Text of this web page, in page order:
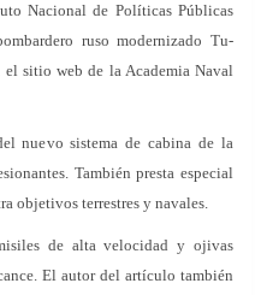
Nacional de Políticas Públicas
ruso modernizado Tu-
sitio web de la Academia Naval
nuevo sistema de cabina de la
También presta especial
objetivos terrestres y navales.
de alta velocidad y ojivas
El autor del artículo también